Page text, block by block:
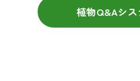
植物Q&Aシ